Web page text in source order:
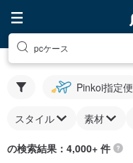
pcケース
Pinkoi指定便
スタイル 素材
の検索結果：4,000+ 件